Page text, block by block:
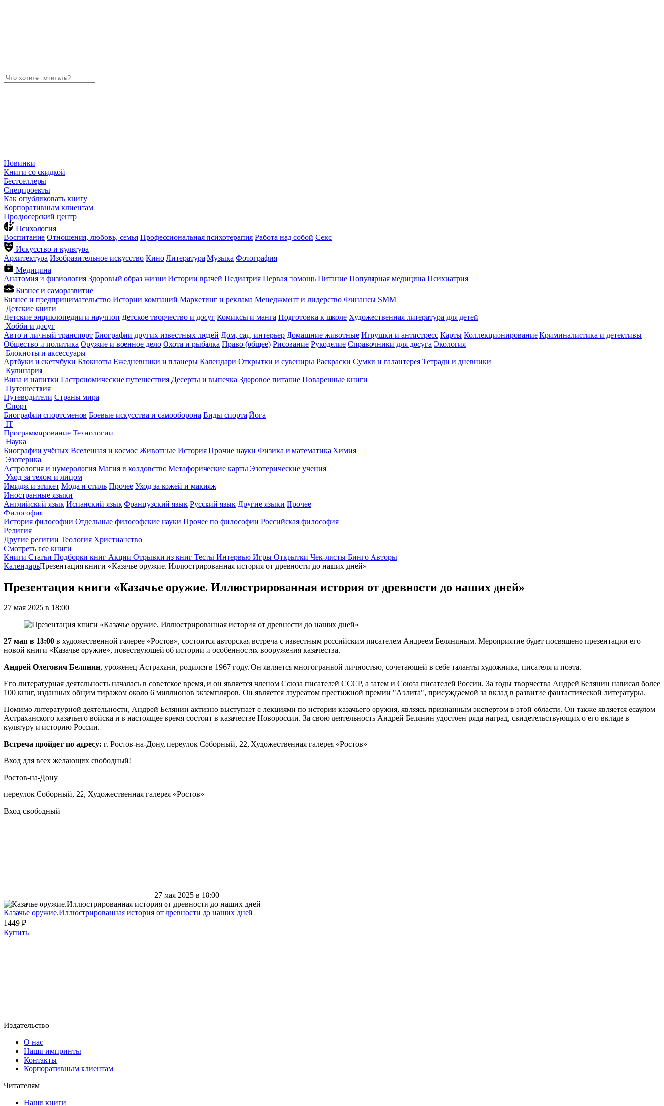
Новинки
Книги со скидкой
Бестселлеры
Спецпроекты
Как опубликовать книгу
Корпоративным клиентам
Продюсерский центр
Психология
Воспитание Отношения, любовь, семья Профессиональная психотерапия Работа над собой Секс
Искусство и культура
Архитектура Изобразительное искусство Кино Литература Музыка Фотография
Медицина
Анатомия и физиология Здоровый образ жизни Истории врачей Педиатрия Первая помощь Питание Популярная медицина Психиатрия
Бизнес и саморазвитие
Бизнес и предпринимательство Истории компаний Маркетинг и реклама Менеджмент и лидерство Финансы SMM
Детские книги
Детские энциклопедии и научпоп Детское творчество и досуг Комиксы и манга Подготовка к школе Художественная литература для детей
Хобби и досуг
Авто и личный транспорт Биографии других известных людей Дом, сад, интерьер Домашние животные Игрушки и антистресс Карты Коллекционирование Криминалистика и детективы
Общество и политика Оружие и военное дело Охота и рыбалка Право (общее) Рисование Рукоделие Справочники для досуга Экология
Блокноты и аксессуары
Артбуки и скетчбуки Блокноты Ежедневники и планеры Календари Открытки и сувениры Раскраски Сумки и галантерея Тетради и дневники
Кулинария
Вина и напитки Гастрономические путешествия Десерты и выпечка Здоровое питание Поваренные книги
Путешествия
Путеводители Страны мира
Спорт
Биографии спортсменов Боевые искусства и самооборона Виды спорта Йога
IT
Программирование Технологии
Наука
Биографии учёных Вселенная и космос Животные История Прочие науки Физика и математика Химия
Эзотерика
Астрология и нумерология Магия и колдовство Метафорические карты Эзотерические учения
Уход за телом и лицом
Имидж и этикет Мода и стиль Прочее Уход за кожей и макияж
Иностранные языки
Английский язык Испанский язык Французский язык Русский язык Другие языки Прочее
Философия
История философии Отдельные философские науки Прочее по философии Российская философия
Религия
Другие религии Теология Христианство
Смотреть все книги
Книги Статьи Подборки книг Акции Отрывки из книг Тесты Интервью Игры Открытки Чек-листы Бинго Авторы
КалендарьПрезентация книги «Казачье оружие. Иллюстрированная история от древности до наших дней»
Презентация книги «Казачье оружие. Иллюстрированная история от древности до наших дней»
27 мая 2025 в 18:00
27 мая в 18:00 в художественной галерее «Ростов», состоится авторская встреча с известным российским писателем Андреем Беляниным. Мероприятие будет посвящено презентации его
новой книги «Казачье оружие», повествующей об истории и особенностях вооружения казачества.
Андрей Олегович Белянин, уроженец Астрахани, родился в 1967 году. Он является многогранной личностью, сочетающей в себе таланты художника, писателя и поэта.
Его литературная деятельность началась в советское время, и он является членом Союза писателей СССР, а затем и Союза писателей России. За годы творчества Андрей Белянин написал более
100 книг, изданных общим тиражом около 6 миллионов экземпляров. Он является лауреатом престижной премии "Аэлита", присуждаемой за вклад в развитие фантастической литературы.
Помимо литературной деятельности, Андрей Белянин активно выступает с лекциями по истории казачьего оружия, являясь признанным экспертом в этой области. Он также является есаулом
Астраханского казачьего войска и в настоящее время состоит в казачестве Новороссии. За свою деятельность Андрей Белянин удостоен ряда наград, свидетельствующих о его вкладе в
культуру и историю России.
Встреча пройдет по адресу: г. Ростов-на-Дону, переулок Соборный, 22, Художественная галерея «Ростов»
Вход для всех желающих свободный!
Ростов-на-Дону
переулок Соборный, 22, Художественная галерея «Ростов»
Вход свободный
27 мая 2025 в 18:00
Казачье оружие.Иллюстрированная история от древности до наших дней
1449 ₽
Купить
Издательство
О нас
Наши импринты
Контакты
Корпоративным клиентам
Читателям
Наши книги